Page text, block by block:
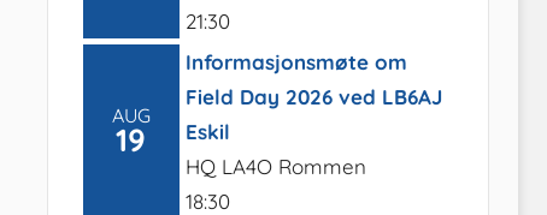
21:30
AUG
19
Informasjonsmøte om
Field Day 2026 ved LB6AJ
Eskil
HQ LA4O Rommen
18:30